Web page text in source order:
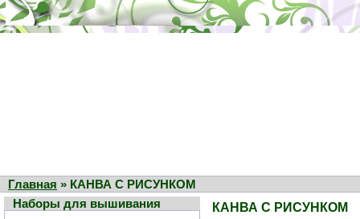
Главная » КАНВА С РИСУНКОМ
Наборы для вышивания
КАНВА С РИСУНКОМ